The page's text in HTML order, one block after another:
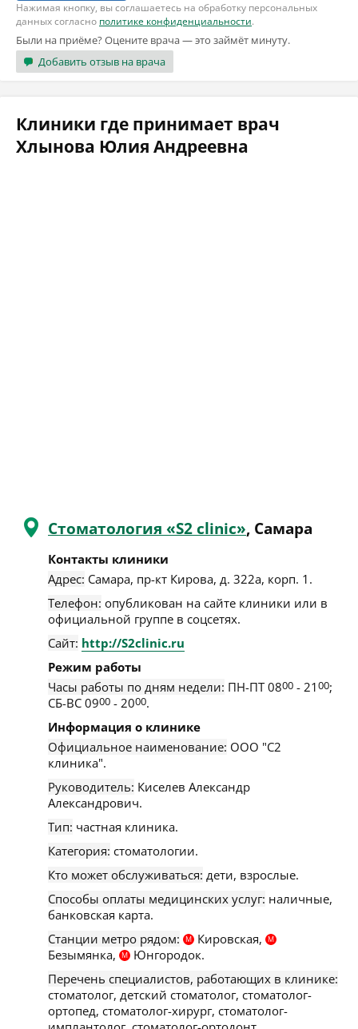
Нажимая кнопку, вы соглашаетесь на обработку персональных
данных согласно политике конфиденциальности.
Были на приёме? Оцените врача — это займёт минуту.
Добавить отзыв на врача
Клиники где принимает врач
Хлынова Юлия Андреевна
Стоматология «S2 clinic», Самара
Контакты клиники
Адрес: Самара, пр-кт Кирова, д. 322а, корп. 1 .
Телефон: опубликован на сайте клиники или в
официальной группе в соцсетях.
Сайт: http://S2clinic.ru
Режим работы
Часы работы по дням недели: ПН-ПТ 0800 - 2100;
СБ-ВС 0900 - 2000.
Информация о клинике
Официальное наименование: ООО "С2
клиника".
Руководитель: Киселев Александр
Александрович.
Тип: частная клиника.
Категория: стоматологии.
Кто может обслуживаться: дети, взрослые.
Способы оплаты медицинских услуг: наличные,
банковская карта.
Станции метро рядом:
М Кировская, М
Безымянка, М
Юнгородок.
Перечень специалистов, работающих в клинике:
стоматолог, детский стоматолог, стоматолог-
ортопед, стоматолог-хирург, стоматолог-